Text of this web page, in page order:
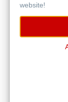
website!